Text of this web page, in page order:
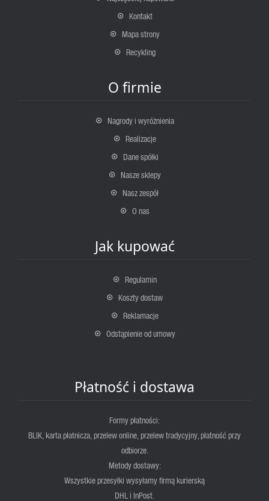
Kontakt
Mapa strony
Recykling
O firmie
Nagrody i wyróżnienia
Realizacje
Dane spółki
Nasze sklepy
Nasz zespół
O nas
Jak kupować
Regulamin
Koszty dostaw
Reklamacje
Odstąpienie od umowy
Płatność i dostawa
Formy płatności:
BLIK, karta płatnicza, przelew online, przelew tradycyjny, płatność przy
odbiorze.
Metody dostawy:
Wszystkie przesyłki wysyłamy firmą kurierską
DHL i InPost.